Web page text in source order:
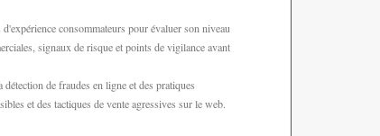
consommateurs pour évaluer son niveau
signaux de risque et points de vigilance avant
de fraudes en ligne et des pratiques
et des tactiques de vente agressives sur le web.